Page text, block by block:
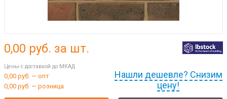
Нашли дешевле? Снизим
цену!
0,00 руб. за шт.
Цены с доставкой до МКАД
0,00 руб. — опт
0,00 руб. — розница